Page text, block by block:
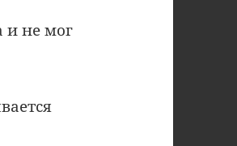
и не мог